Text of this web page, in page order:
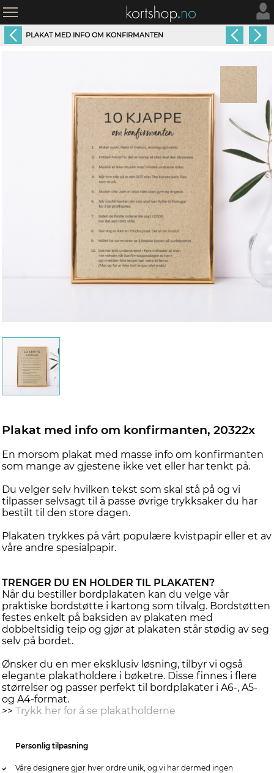
PLAKAT MED INFO OM KONFIRMANTEN
Plakat med info om konfirmanten, 20322x
En morsom plakat med masse info om konfirmanten
som mange av gjestene ikke vet eller har tenkt på.
Du velger selv hvilken tekst som skal stå på og vi
tilpasser selvsagt til å passe øvrige trykksaker du har
bestilt til den store dagen.
Plakaten trykkes på vårt populære kvistpapir eller et av
våre andre spesialpapir.
TRENGER DU EN HOLDER TIL PLAKATEN?
Når du bestiller bordplakaten kan du velge vår
praktiske bordstøtte i kartong som tilvalg. Bordstøtten
festes enkelt på baksiden av plakaten med
dobbeltsidig teip og gjør at plakaten står stødig av seg
selv på bordet.
Ønsker du en mer eksklusiv løsning, tilbyr vi også
elegante plakatholdere i bøketre. Disse finnes i flere
størrelser og passer perfekt til bordplakater i A6-, A5-
og A4-format.
>> Trykk her for å se plakatholderne
Personlig tilpasning
Våre designere gjør hver ordre unik, og vi har dermed ingen